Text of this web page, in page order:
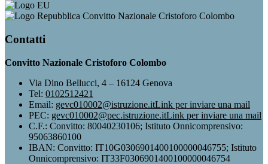
Convitto Nazionale Cristoforo Colombo
Contatti
Convitto Nazionale Cristoforo Colombo
Via Dino Bellucci, 4 – 16124 Genova
Tel: 0102512421
Email: gevc010002@istruzione.itLink per inviare una mail
PEC: gevc010002@pec.istruzione.itLink per inviare una mail
C.F.: Convitto: 80040230106; Istituto Onnicomprensivo:
95063860100
IBAN: Convitto: IT10G0306901400100000046755; Istituto
Onnicomprensivo: IT33F0306901400100000046754